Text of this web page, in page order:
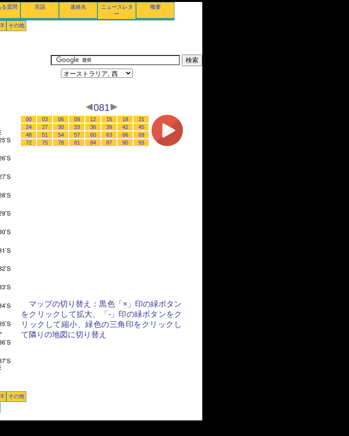
る質問 言語 連絡先
ニュースレタ
ー
概要
その他
081
00 03 06 09 12 15 18
21
24
27 30 33 36 39 42
45
48
51 54 57 60 63 66
69
72
75 78 81 84 87 90 93
マップの切り替え：黒色「×」印の緑ボタン
をクリックして拡大、「-」印の緑ボタンをク
リックして縮小、緑色の三角印をクリックし
て隣りの地図に切り替え
その他